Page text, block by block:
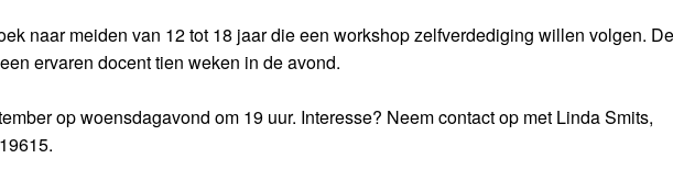
naar meiden van 12 tot 18 jaar die een workshop zelfverdediging willen volgen.
ervaren docent tien weken in de avond.
op woensdagavond om 19 uur. Interesse? Neem contact op met Linda Smits,